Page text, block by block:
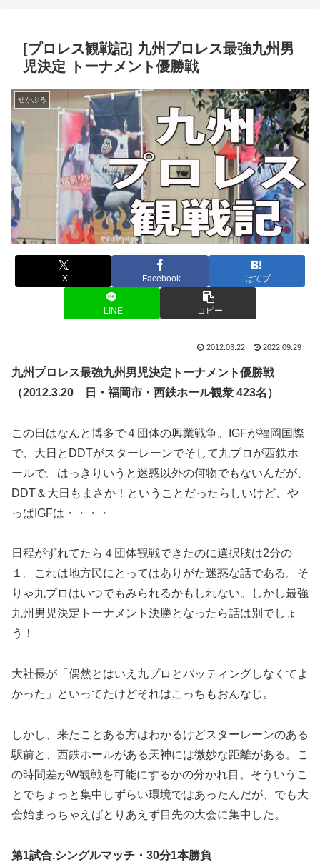
[プロレス観戦記] 九州プロレス最強九州男
児決定 トーナメント優勝戦
せかぷろ
X Facebook はてブ
LINE コピー
2012.03.22 2022.09.29
九州プロレス最強九州男児決定トーナメント優勝戦
（2012.3.20 日・福岡市・西鉄ホール観衆 423名）
この日はなんと博多で４団体の興業戦争。IGFが福岡国際
で、大日とDDTがスターレーンでそして九プロが西鉄ホ
ールで。はっきりいうと迷惑以外の何物でもないんだが、
DDT＆大日もまさか！ということだったらしいけど、や
っぱIGFは・・・・
日程がずれてたら４団体観戦できたのに選択肢は2分の
１。これは地方民にとってはありがた迷惑な話である。そ
りゃ九プロはいつでもみられるかもしれない。しかし最強
九州男児決定トーナメント決勝となったら話は別でしょ
う！
大社長が「偶然とはいえ九プロとバッティングしなくてよ
かった」といってたけどそれはこっちもおんなじ。
しかし、来たことある方はわかるけどスターレーンのある
駅前と、西鉄ホールがある天神には微妙な距離がある。こ
の時間差がW観戦を可能にするかの分かれ目。そういうこ
とでちょっと集中しずらい環境ではあったんだが、でも大
会始まっちゃえばとりあえず目先の大会に集中した。
第1試合.シングルマッチ・30分1本勝負